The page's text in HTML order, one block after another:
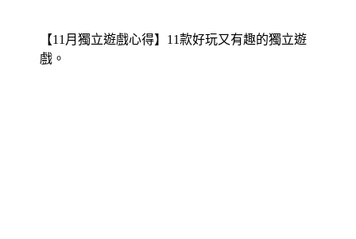
【11月獨立遊戲心得】11款好玩又有趣的獨立遊
戲。